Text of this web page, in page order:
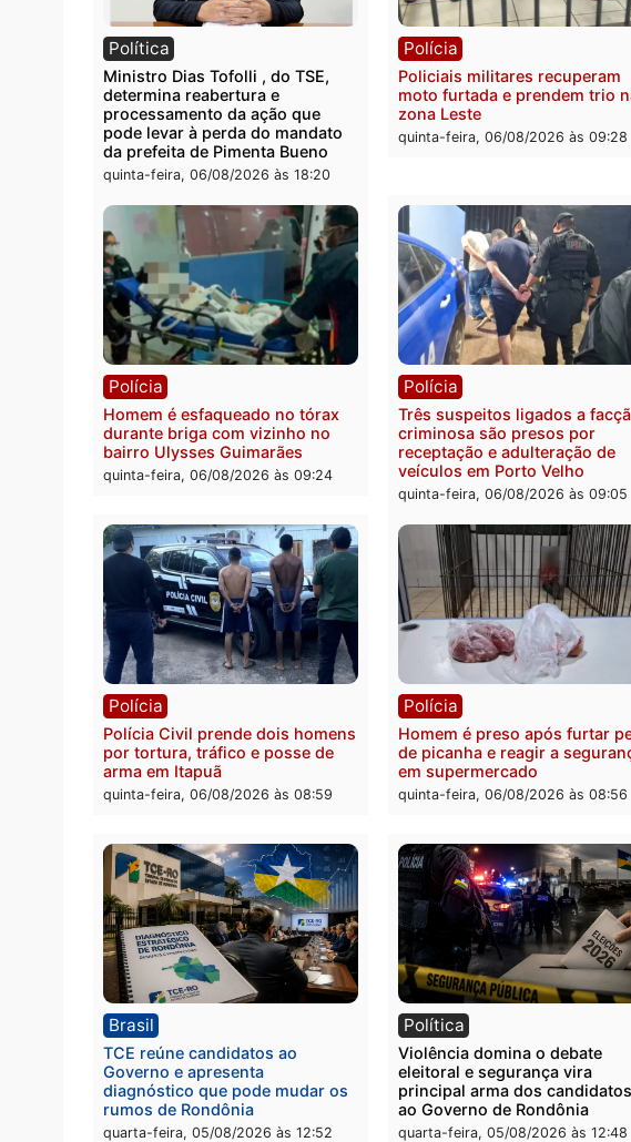
Polícia
Homem é encontrado morto em
residência no bairro Colina Park
em RO
sexta-feira, 07/08/2026 às 09:30
Polícia
Polícia Militar
explosivos e
durante
Rio Madeira em Porto
sexta-feira, 07/08/2026
Política
Ministro Dias Tofolli , do TSE,
determina reabertura e
processamento da ação que
pode levar à perda do mandato
da prefeita de Pimenta Bueno
Polícia
Policiais militares
moto furtada e
zona Leste
quinta-feira, 06/08/2026
Polícia
Homem é esfaqueado no tórax
durante briga com vizinho no
quinta-feira, 06/08/2026 às 09:24
Polícia
Três suspeitos
criminosa são presos
quinta-feira, 06/08/2026
Polícia
Polícia Civil prende dois homens
Polícia
Homem é preso